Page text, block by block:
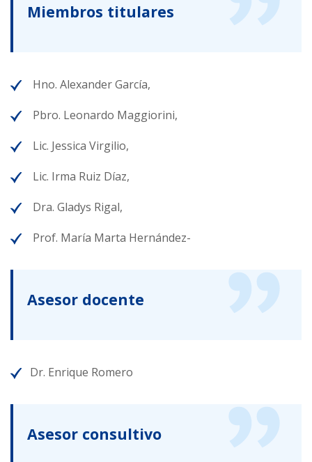
Miembros titulares
Hno. Alexander García,
Pbro. Leonardo Maggiorini,
Lic. Jessica Virgilio,
Lic. Irma Ruiz Díaz,
Dra. Gladys Rigal,
Prof. María Marta Hernández-
Asesor docente
Dr. Enrique Romero
Asesor consultivo